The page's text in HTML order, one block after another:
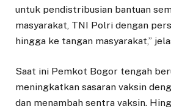
untuk pendistribusian bantuan
masyarakat, TNI Polri dengan
hingga ke tangan masyarakat,”
Saat ini Pemkot Bogor tengah
meningkatkan sasaran vaksin
dan menambah sentra vaksin.